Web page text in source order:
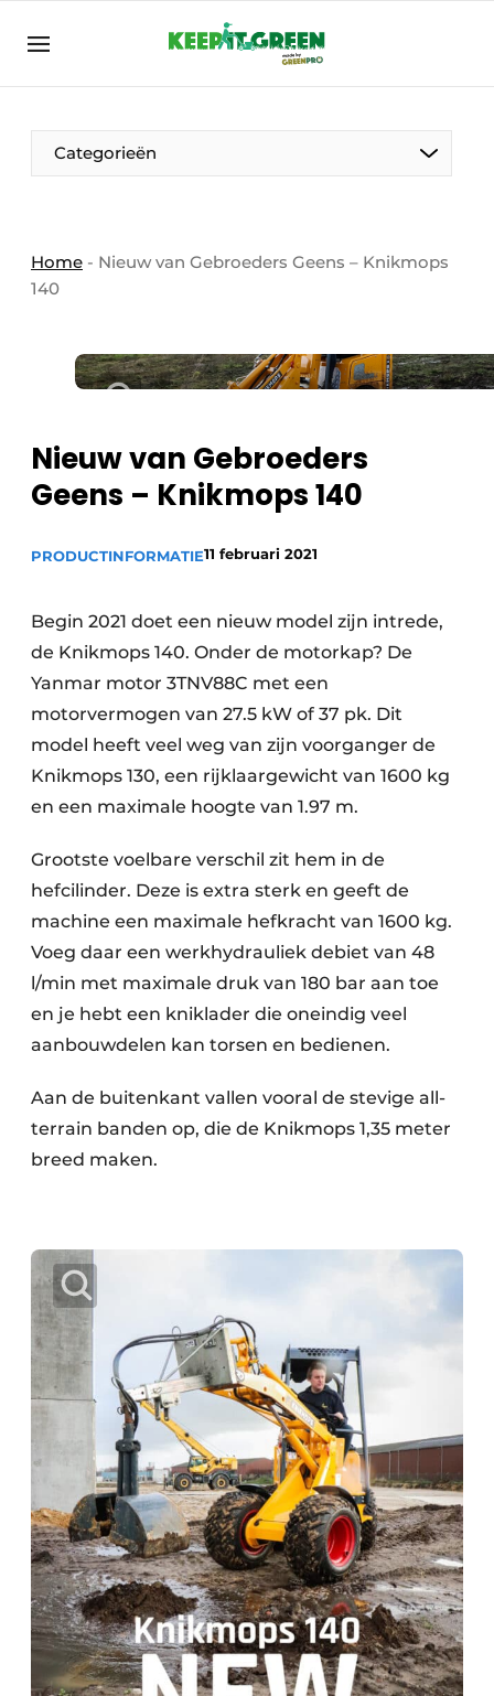
NL ENG FR
Categorieën
Home - Nieuw van Gebroeders Geens – Knikmops
140
Nieuw van Gebroeders
Geens – Knikmops 140
PRODUCTINFORMATIE11 februari 2021
Begin 2021 doet een nieuw model zijn intrede,
de Knikmops 140. Onder de motorkap? De
Yanmar motor 3TNV88C met een
motorvermogen van 27.5 kW of 37 pk. Dit
model heeft veel weg van zijn voorganger de
Knikmops 130, een rijklaargewicht van 1600 kg
en een maximale hoogte van 1.97 m.
Grootste voelbare verschil zit hem in de
hefcilinder. Deze is extra sterk en geeft de
machine een maximale hefkracht van 1600 kg.
Voeg daar een werkhydrauliek debiet van 48
l/min met maximale druk van 180 bar aan toe
en je hebt een kniklader die oneindig veel
aanbouwdelen kan torsen en bedienen.
Aan de buitenkant vallen vooral de stevige all-
terrain banden op, die de Knikmops 1,35 meter
breed maken.